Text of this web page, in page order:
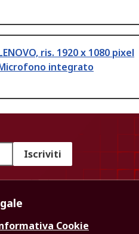
ris. 1920 x 1080 pixel
integrato
Iscriviti
Cookie